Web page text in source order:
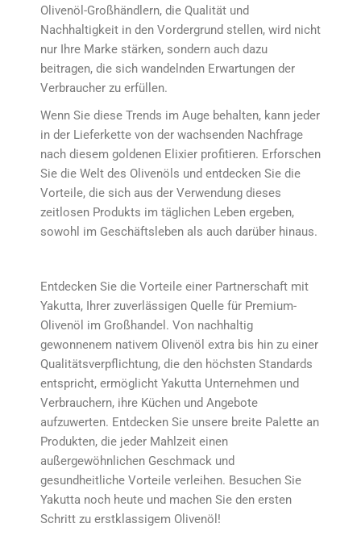
Olivenöl-Großhändlern, die Qualität und
Nachhaltigkeit in den Vordergrund stellen, wird nicht
nur Ihre Marke stärken, sondern auch dazu
beitragen, die sich wandelnden Erwartungen der
Verbraucher zu erfüllen.
Wenn Sie diese Trends im Auge behalten, kann jeder
in der Lieferkette von der wachsenden Nachfrage
nach diesem goldenen Elixier profitieren. Erforschen
Sie die Welt des Olivenöls und entdecken Sie die
Vorteile, die sich aus der Verwendung dieses
zeitlosen Produkts im täglichen Leben ergeben,
sowohl im Geschäftsleben als auch darüber hinaus.
Entdecken Sie die Vorteile einer Partnerschaft mit
Yakutta, Ihrer zuverlässigen Quelle für Premium-
Olivenöl im Großhandel. Von nachhaltig
gewonnenem nativem Olivenöl extra bis hin zu einer
Qualitätsverpflichtung, die den höchsten Standards
entspricht, ermöglicht Yakutta Unternehmen und
Verbrauchern, ihre Küchen und Angebote
aufzuwerten. Entdecken Sie unsere breite Palette an
Produkten, die jeder Mahlzeit einen
außergewöhnlichen Geschmack und
gesundheitliche Vorteile verleihen. Besuchen Sie
Yakutta noch heute und machen Sie den ersten
Schritt zu erstklassigem Olivenöl!